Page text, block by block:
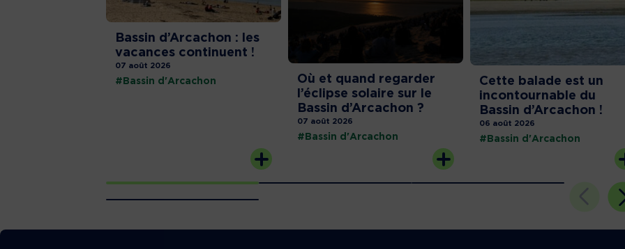
Bassin d’Arcachon : les
vacances continuent !
07 août 2026
#Bassin d'Arcachon
Où et quand regarder
l’éclipse solaire sur le
Bassin d’Arcachon ?
07 août 2026
#Bassin d'Arcachon
Cette balade est un
incontournable du
Bassin d’Arcachon !
06 août 2026
#Bassin d'Arcachon